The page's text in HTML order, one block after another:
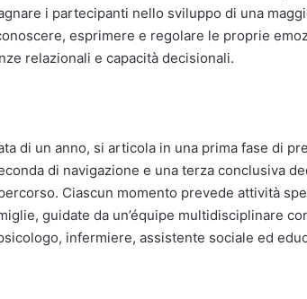
i partecipanti nello sviluppo di una
esprimere e regolare le proprie
relazionali e capacità decisionali.
di un anno, si articola in una prima fase di
di navigazione e una terza conclusiva
Ciascun momento prevede attività
guidate da un’équipe multidisciplinare
infermiere, assistente sociale ed